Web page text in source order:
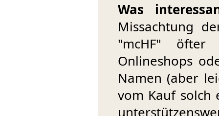
Was
Missachtung
"mcHF"
Onlineshops
Namen (aber
vom Kauf solch